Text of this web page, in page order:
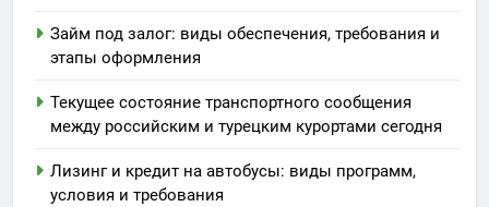
Займ под залог: виды обеспечения, требования и
этапы оформления
Текущее состояние транспортного сообщения
между российским и турецким курортами сегодня
Лизинг и кредит на автобусы: виды программ,
условия и требования